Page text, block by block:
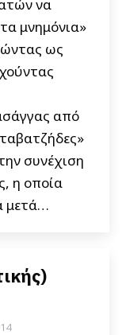
να
μνημόνια»
ως
από
συνέχιση
η οποία
μετά…